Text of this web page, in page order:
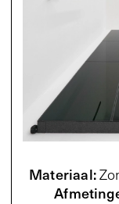
Materiaal: